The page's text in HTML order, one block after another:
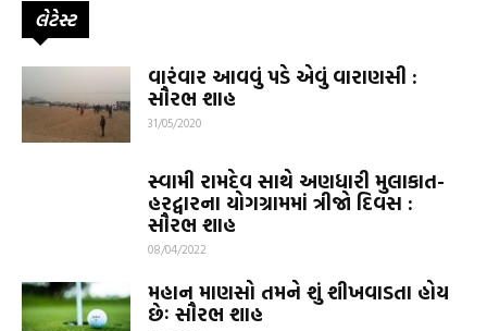
લેટેસ્ટ
વારંવાર આવવું પડે એવું વારાણસી :
સૌરભ શાહ
31/05/2020
સ્વામી રામદેવ સાથે અણધારી મુલાકાત-
હરદ્વારના યોગગ્રામમાં ત્રીજો દિવસ :
સૌરભ શાહ
08/04/2022
મહાન માણસો તમને શું શીખવાડતા હોય
છેઃ સૌરભ શાહ